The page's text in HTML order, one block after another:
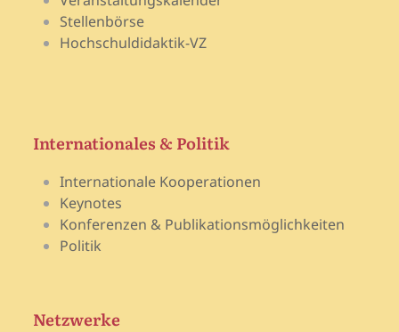
Stellenbörse
Hochschuldidaktik-VZ
Internationales & Politik
Internationale Kooperationen
Keynotes
Konferenzen & Publikationsmöglichkeiten
Politik
Netzwerke